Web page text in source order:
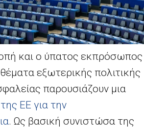
και ο ύπατος εκπρόσωπος
εξωτερικής πολιτικής
παρουσιάζουν μια
ΕΕ για την
. Ως βασική συνιστώσα της